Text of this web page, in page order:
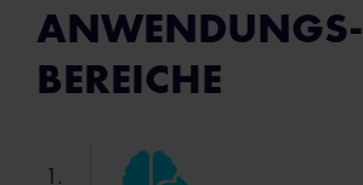
ANWENDUNGS­
BEREICHE